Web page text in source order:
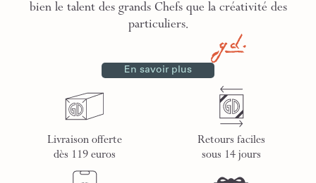
bien le talent des grands Chefs que la créativité des
particuliers.
En savoir plus
Livraison offerte
dès 119 euros
Retours faciles
sous 14 jours